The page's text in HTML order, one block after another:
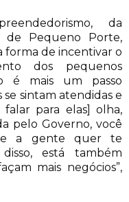
da
de Pequeno Porte,
forma de incentivar o
dos pequenos
é mais um passo
sintam atendidas e
para elas] olha,
pelo Governo, você
e a gente quer te
está também
mais negócios”,